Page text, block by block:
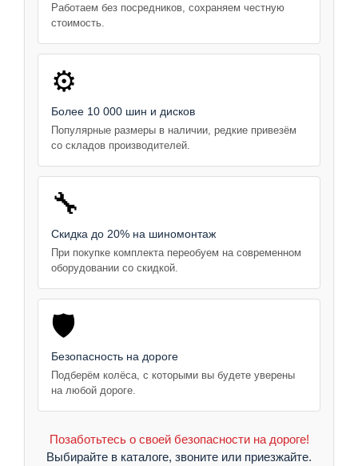
Работаем без посредников, сохраняем честную
стоимость.
⚙️
Более 10 000 шин и дисков
Популярные размеры в наличии, редкие привезём
со складов производителей.
🔧
Скидка до 20% на шиномонтаж
При покупке комплекта переобуем на современном
оборудовании со скидкой.
🛡️
Безопасность на дороге
Подберём колёса, с которыми вы будете уверены
на любой дороге.
Позаботьтесь о своей безопасности на дороге!
Выбирайте в каталоге, звоните или приезжайте.